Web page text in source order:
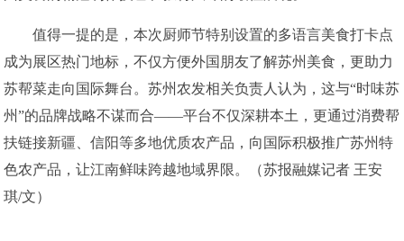
值得一提的是，本次厨师节特别设置的多语言美食打卡点
成为展区热门地标，不仅方便外国朋友了解苏州美食，更助力
苏帮菜走向国际舞台。苏州农发相关负责人认为，这与“时味苏
州”的品牌战略不谋而合——平台不仅深耕本土，更通过消费帮
扶链接新疆、信阳等多地优质农产品，向国际积极推广苏州特
色农产品，让江南鲜味跨越地域界限。（苏报融媒记者 王安
琪/文）